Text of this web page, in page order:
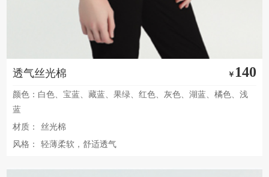
透气丝光棉 ￥ 140
颜色：白色、宝蓝、藏蓝、果绿、红色、灰色、湖蓝、橘色、浅
蓝
材质：
丝光棉
风格：
轻薄柔软，舒适透气